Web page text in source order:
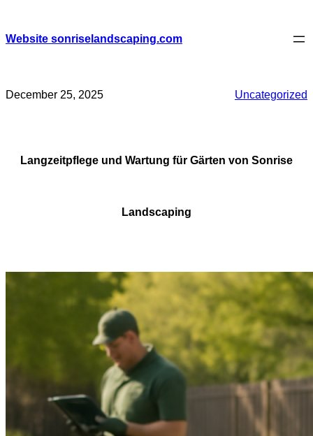
content
Website sonriselandscaping.com
December 25, 2025 Uncategorized
Langzeitpflege und Wartung für Gärten von Sonrise
Landscaping